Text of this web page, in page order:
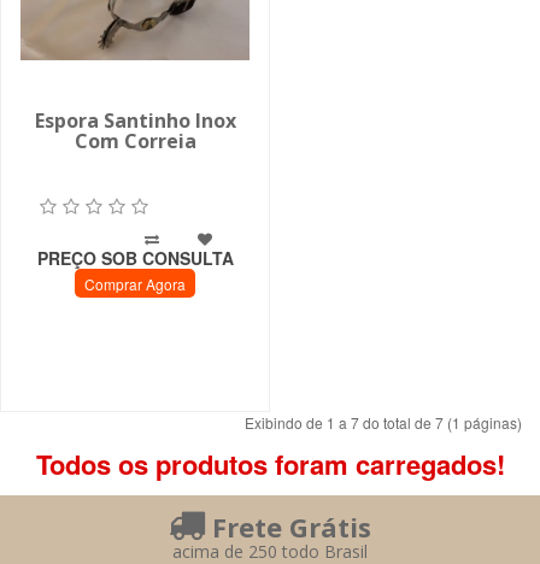
Espora Santinho Inox
Com Correia
PREÇO SOB CONSULTA
Comprar Agora
Exibindo de 1 a 7 do total de 7 (1 páginas)
Todos os produtos foram carregados!
Frete Grátis
acima de 250 todo Brasil